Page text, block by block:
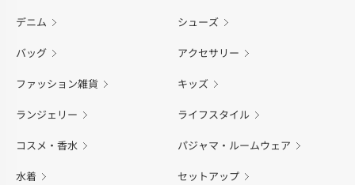
デニム シューズ
バッグ アクセサリー
ファッション雑貨 キッズ
ランジェリー ライフスタイル
コスメ・香水 パジャマ・ルームウェア
水着 セットアップ